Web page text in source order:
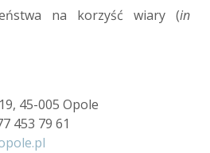
na korzyść wiary (in
45-005 Opole
453 79 61